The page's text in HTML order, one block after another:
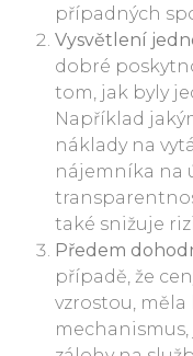
případných
Vysvětlení
dobré
tom, jak byly
Například
náklady na
nájemníka na
také snižuje
Předem
případě, že
vzrostou,